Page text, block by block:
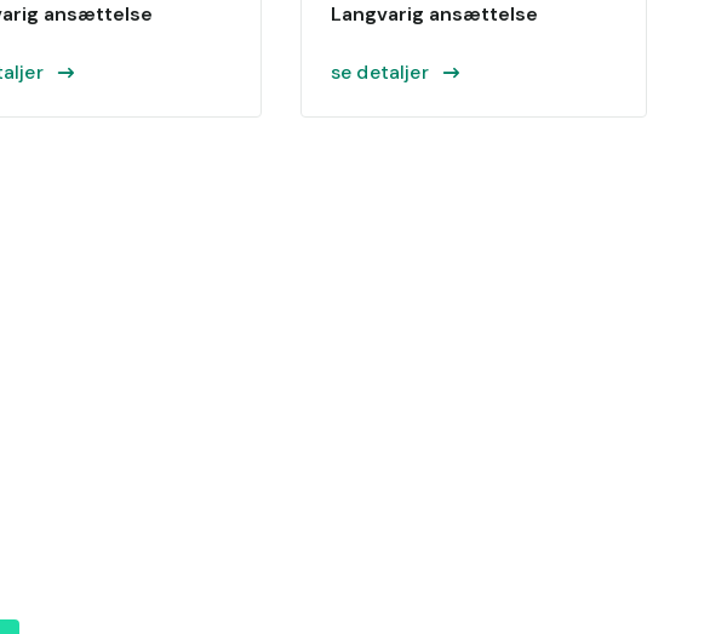
ansættelse Langvarig ansættelse
se detaljer